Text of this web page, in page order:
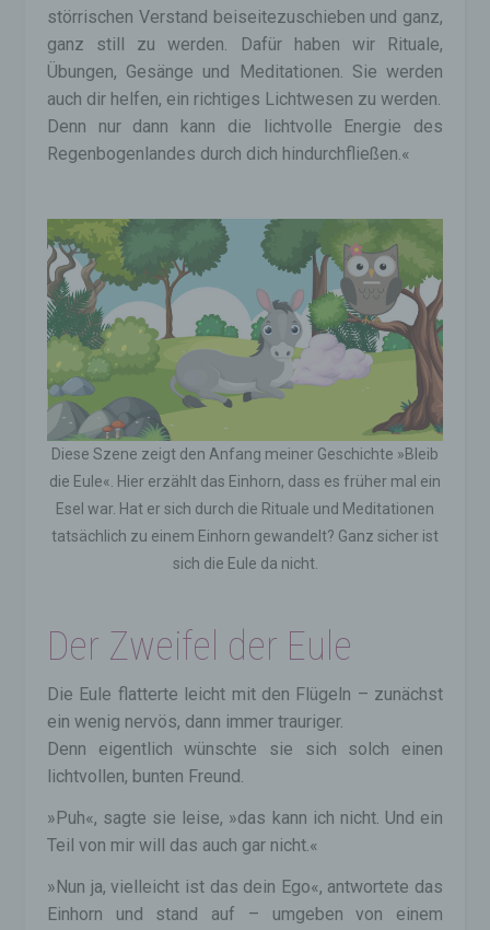
störrischen Verstand beiseitezuschieben und ganz,
ganz still zu werden. Dafür haben wir Rituale,
Übungen, Gesänge und Meditationen. Sie werden
auch dir helfen, ein richtiges Lichtwesen zu werden.
Denn nur dann kann die lichtvolle Energie des
Regenbogenlandes durch dich hindurchfließen.«
Diese Szene zeigt den Anfang meiner Geschichte »Bleib
die Eule«. Hier erzählt das Einhorn, dass es früher mal ein
Esel war. Hat er sich durch die Rituale und Meditationen
tatsächlich zu einem Einhorn gewandelt? Ganz sicher ist
sich die Eule da nicht.
Der Zweifel der Eule
Die Eule flatterte leicht mit den Flügeln – zunächst
ein wenig nervös, dann immer trauriger.
Denn eigentlich wünschte sie sich solch einen
lichtvollen, bunten Freund.
»Puh«, sagte sie leise, »das kann ich nicht. Und ein
Teil von mir will das auch gar nicht.«
»Nun ja, vielleicht ist das dein Ego«, antwortete das
Einhorn und stand auf – umgeben von einem